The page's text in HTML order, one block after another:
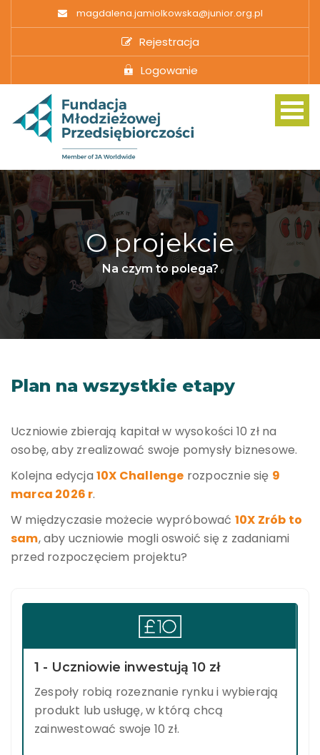
magdalena.jamiolkowska@junior.org.pl
Rejestracja
Logowanie
The Challenge
10X from Home
Curriculum Relevance
Skills Development
O projekcie
Na czym to polega?
Plan na wszystkie etapy
Uczniowie zbierają kapitał w wysokości 10 zł na
osobę, aby zrealizować swoje pomysły biznesowe.
Kolejna edycja 10X Challenge rozpocznie się 9
marca 2026 r.
W międzyczasie możecie wypróbować 10X Zrób to
sam, aby uczniowie mogli oswoić się z zadaniami
przed rozpoczęciem projektu?
1 - Uczniowie inwestują 10 zł
Zespoły robią rozeznanie rynku i wybierają
produkt lub usługę, w którą chcą
zainwestować swoje 10 zł.